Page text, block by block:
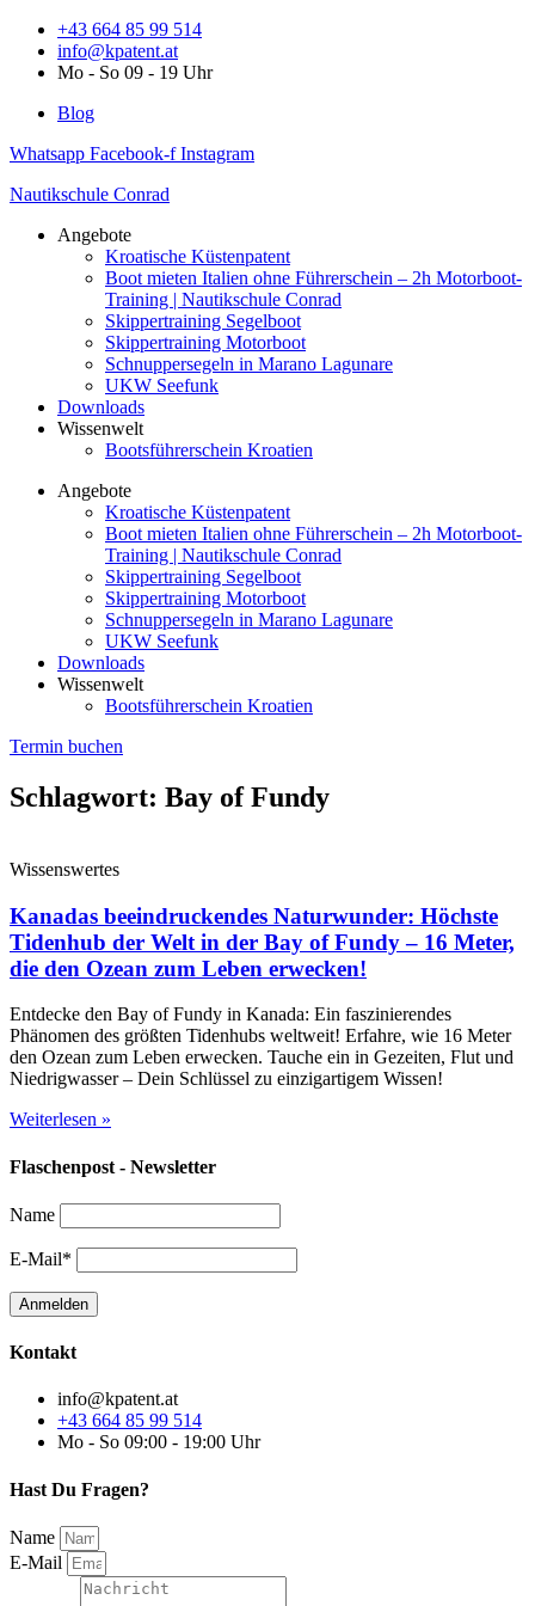
Zum
Inhalt
springen
+43 664 85 99 514
info@kpatent.at
Mo - So 09 - 19 Uhr
Blog
Whatsapp Facebook-f Instagram
Nautikschule Conrad
Angebote
Kroatische Küstenpatent
Boot mieten Italien ohne Führerschein – 2h Motorboot-
Training | Nautikschule Conrad
Skippertraining Segelboot
Skippertraining Motorboot
Schnuppersegeln in Marano Lagunare
UKW Seefunk
Downloads
Wissenwelt
Bootsführerschein Kroatien
Angebote
Kroatische Küstenpatent
Boot mieten Italien ohne Führerschein – 2h Motorboot-
Training | Nautikschule Conrad
Skippertraining Segelboot
Skippertraining Motorboot
Schnuppersegeln in Marano Lagunare
UKW Seefunk
Downloads
Wissenwelt
Bootsführerschein Kroatien
Termin buchen
Schlagwort: Bay of Fundy
Wissenswertes
Kanadas beeindruckendes Naturwunder: Höchste
Tidenhub der Welt in der Bay of Fundy – 16 Meter,
die den Ozean zum Leben erwecken!
Entdecke den Bay of Fundy in Kanada: Ein faszinierendes
Phänomen des größten Tidenhubs weltweit! Erfahre, wie 16 Meter
den Ozean zum Leben erwecken. Tauche ein in Gezeiten, Flut und
Niedrigwasser – Dein Schlüssel zu einzigartigem Wissen!
Weiterlesen »
Flaschenpost - Newsletter
Name
E-Mail*
Kontakt
info@kpatent.at
+43 664 85 99 514
Mo - So 09:00 - 19:00 Uhr
Hast Du Fragen?
Name
E-Mail